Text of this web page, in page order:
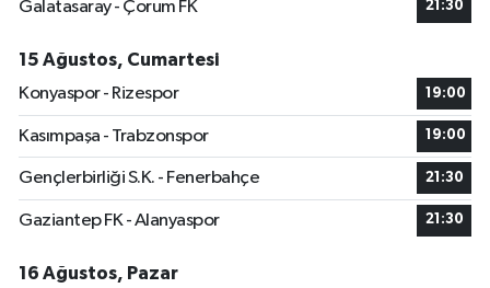
Galatasaray - Çorum FK 21:30
15 Ağustos, Cumartesi
Konyaspor - Rizespor
19:00
Kasımpaşa - Trabzonspor 19:00
Gençlerbirliği S.K. - Fenerbahçe 21:30
Gaziantep FK - Alanyaspor 21:30
16 Ağustos, Pazar